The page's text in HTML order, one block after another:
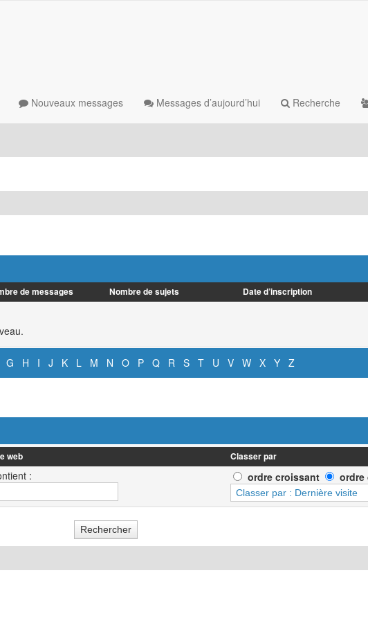
Nouveaux messages Messages d’aujourd’hui Recherche
de messages Nombre de sujets Date d’inscription
G H I J K L M N O P Q R S T U V W X Y Z
web
:
Classer par
ordre croissant ordre